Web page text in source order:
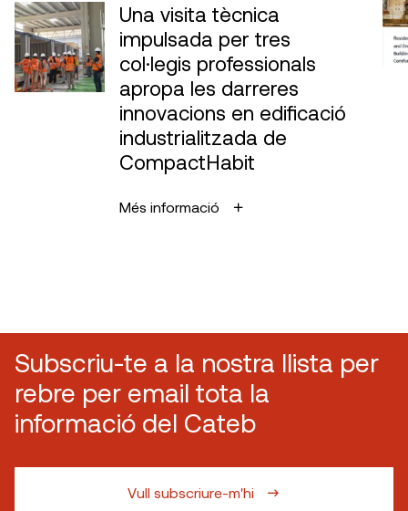
Una visita tècnica
impulsada per tres
col·legis professionals
apropa les darreres
innovacions en edificació
industrialitzada de
CompactHabit
Més informació
Subscriu-te a la nostra llista per
rebre per email tota la
informació del Cateb
Vull subscriure-m'hi